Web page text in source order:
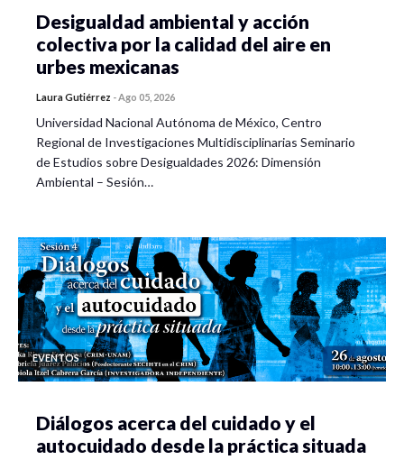
Desigualdad ambiental y acción
colectiva por la calidad del aire en
urbes mexicanas
Laura Gutiérrez -Ago 05, 2026
Universidad Nacional Autónoma de México, Centro
Regional de Investigaciones Multidisciplinarias Seminario
de Estudios sobre Desigualdades 2026: Dimensión
Ambiental – Sesión…
EVENTOS
Diálogos acerca del cuidado y el
autocuidado desde la práctica situada